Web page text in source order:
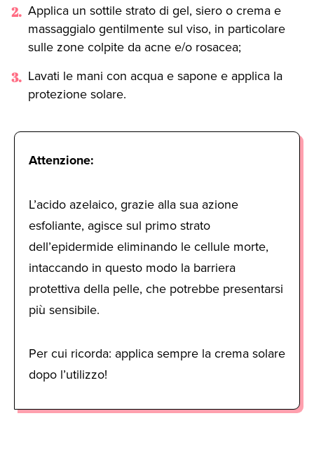
Applica un sottile strato di gel, siero o crema e
massaggialo gentilmente sul viso, in particolare
sulle zone colpite da acne e/o rosacea;
Lavati le mani con acqua e sapone e applica la
protezione solare.
Attenzione:
L’acido azelaico, grazie alla sua azione
esfoliante, agisce sul primo strato
dell’epidermide eliminando le cellule morte,
intaccando in questo modo la barriera
protettiva della pelle, che potrebbe presentarsi
più sensibile.
Per cui ricorda: applica sempre la crema solare
dopo l’utilizzo!